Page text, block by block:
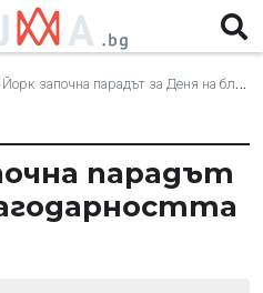
започна парадът за Деня на благодарността (Снимки)
парадът